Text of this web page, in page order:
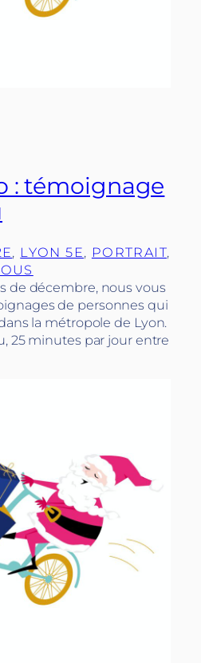
: témoignage
, LYON 5E, PORTRAIT
de décembre, nous vous
de personnes qui
la métropole de Lyon.
25 minutes par jour entre